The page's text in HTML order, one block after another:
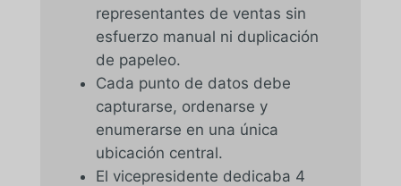
representantes de ventas sin
esfuerzo manual ni duplicación
de papeleo.
Cada punto de datos debe
capturarse, ordenarse y
enumerarse en una única
ubicación central.
El vicepresidente dedicaba 4